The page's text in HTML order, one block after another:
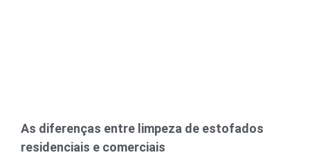
As diferenças entre limpeza de estofados
residenciais e comerciais